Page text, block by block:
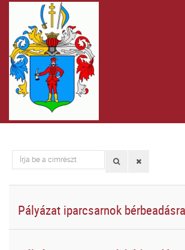
Írja
be
Pályázat iparcsarnok bérbeadásra